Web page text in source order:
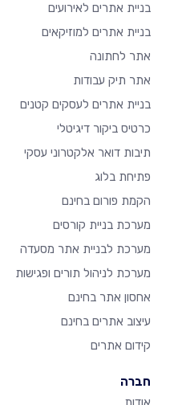
בניית אתרים לאירועים
בניית אתרים למוזיקאים
אתר לחתונה
אתר תיק עבודות
בניית אתרים לעסקים קטנים
כרטיס ביקור דיגיטלי
תיבות דואר אלקטרוני עסקי
פתיחת בלוג
הקמת פורום בחינם
מערכת בניית קורסים
מערכת לבניית אתר מסעדה
מערכת לניהול תורים ופגישות
אחסון אתר בחינם
עיצוב אתרים בחינם
קידום אתרים
חברה